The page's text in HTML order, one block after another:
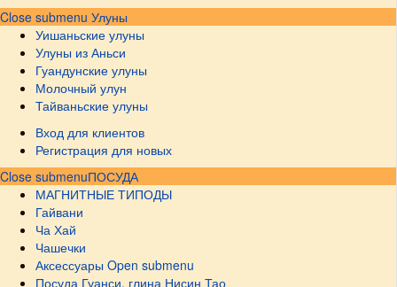
Close submenu Улуны
Уишаньские улуны
Улуны из Аньси
Гуандунские улуны
Молочный улун
Тайваньские улуны
Вход для клиентов
Регистрация для новых
Close submenuПОСУДА
МАГНИТНЫЕ ТИПОДЫ
Гайвани
Ча Хай
Чашечки
Аксессуары Open submenu
Посуда Гуанси, глина Нисин Тао